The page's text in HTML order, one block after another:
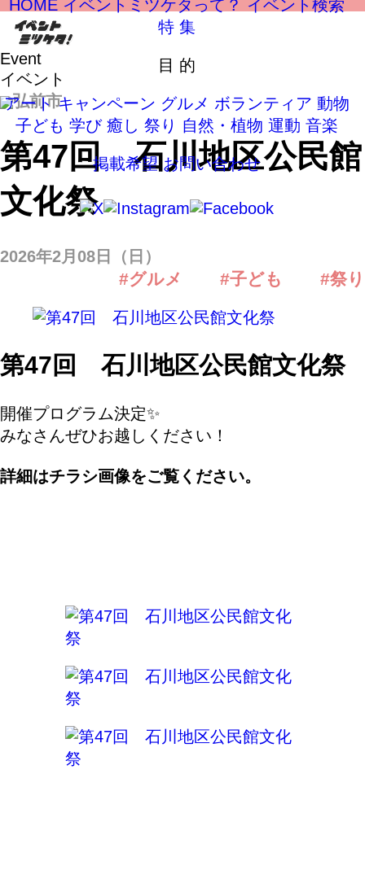
HOME イベントミツケタって？ イベント検索
特 集
目 的
アート キャンペーン グルメ ボランティア 動物
子ども 学び 癒し 祭り 自然・植物 運動 音楽
掲載希望 お問い合わせ
Event
イベント
弘前市
第47回 石川地区公民館
文化祭
2026年2月08日（日）
#グルメ #子ども #祭り
第47回 石川地区公民館文化祭
開催プログラム決定✨
みなさんぜひお越しください！
詳細はチラシ画像をご覧ください。